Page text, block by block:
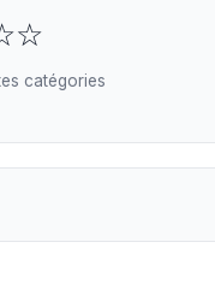
catégories